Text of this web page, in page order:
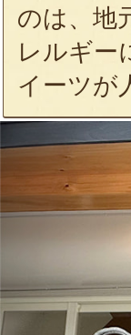
のは、地
レルギー
イーツが